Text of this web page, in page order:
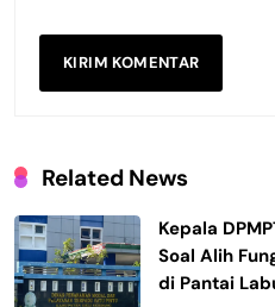
Related News
Kepala
Soal Alih
di Pantai